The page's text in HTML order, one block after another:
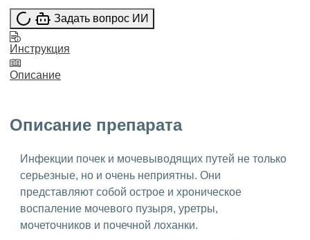
Задать вопрос ИИ
Инструкция
Описание
Описание препарата
Инфекции почек и мочевыводящих путей не только
серьезные, но и очень неприятны. Они
представляют собой острое и хроническое
воспаление мочевого пузыря, уретры,
мочеточников и почечной лоханки.